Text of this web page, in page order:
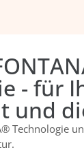
- für
und
Technologie